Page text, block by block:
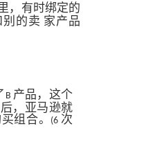
，有时绑定的
的卖 家产品
B 产品，这个
，亚马逊就
组合。
(6 次